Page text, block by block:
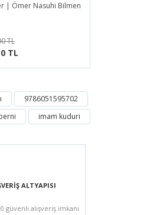
| Ömer Nasuhi Bilmen
TL
TL
9786051595702
imam kuduri
ALTYAPISI
güvenli alışveriş imkanı